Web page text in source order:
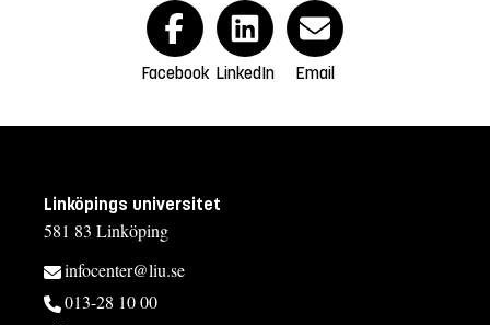
Facebook LinkedIn Email
Linköpings universitet
581 83 Linköping
infocenter@liu.se
013-28 10 00